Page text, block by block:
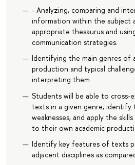
- Analyzing, comparing and
information within the subject
appropriate thesaurus and
communication strategies.
Identifying the main genres of
production and typical
interpreting them
Students will be able to cross-
texts in a given genre, identify
weaknesses, and apply the
to their own academic
Identify key features of texts
adjacent disciplines as